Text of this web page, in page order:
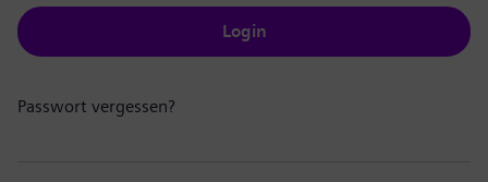
Login
Passwort vergessen?